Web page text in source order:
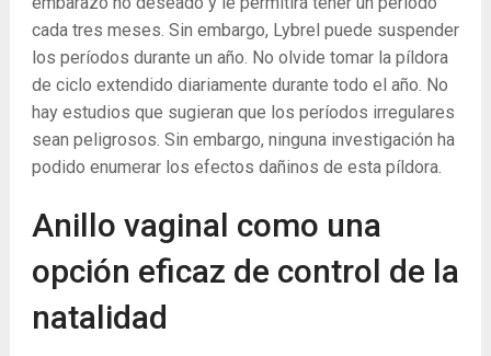
cada tres meses. Sin embargo, Lybrel puede suspender
los períodos durante un año. No olvide tomar la píldora
de ciclo extendido diariamente durante todo el año. No
hay estudios que sugieran que los períodos irregulares
sean peligrosos. Sin embargo, ninguna investigación ha
podido enumerar los efectos dañinos de esta píldora.
Anillo vaginal como una
opción eficaz de control de la
natalidad